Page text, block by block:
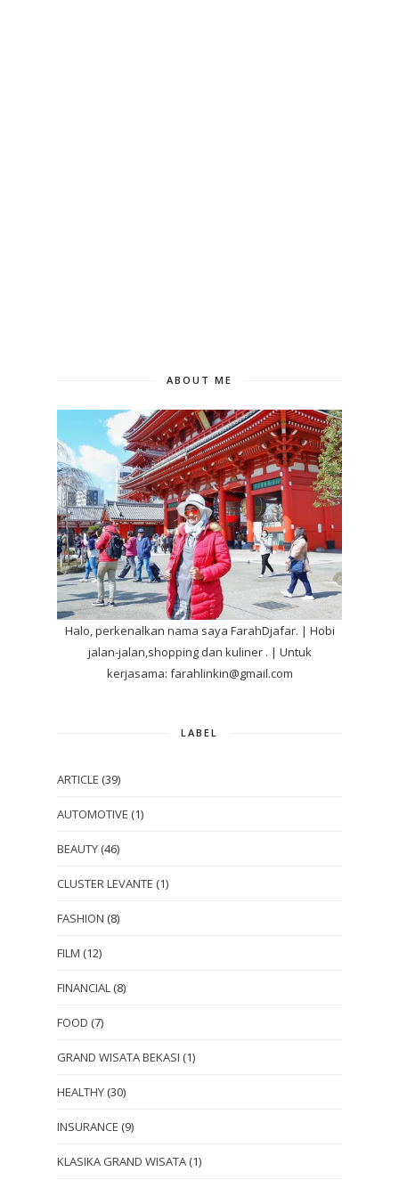
ABOUT ME
Halo, perkenalkan nama saya FarahDjafar. | Hobi
jalan-jalan,shopping dan kuliner . | Untuk
kerjasama: farahlinkin@gmail.com
LABEL
ARTICLE (39)
AUTOMOTIVE (1)
BEAUTY (46)
CLUSTER LEVANTE (1)
FASHION (8)
FILM (12)
FINANCIAL (8)
FOOD (7)
GRAND WISATA BEKASI (1)
HEALTHY (30)
INSURANCE (9)
KLASIKA GRAND WISATA (1)